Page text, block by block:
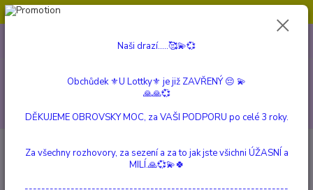
CZK
Naši drazí.....🥰💫💞
Obchůdek ⚜️U Lottky⚜️ je již ZAVŘENÝ 😔 💫
🙏🙏💞
DĚKUJEME OBROVSKY MOC, za VAŠI PODPORU po celé 3 roky.
Za všechny rozhovory, za sezení a za to jak jste všichni ÚŽASNÍ a
MILÍ.🙏💞💫🍀